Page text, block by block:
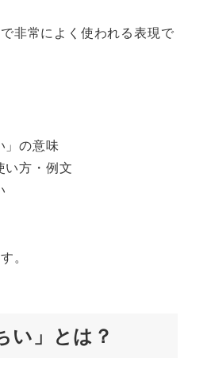
非常によく使われる表現で
」の意味
い方・例文
。
い」とは？